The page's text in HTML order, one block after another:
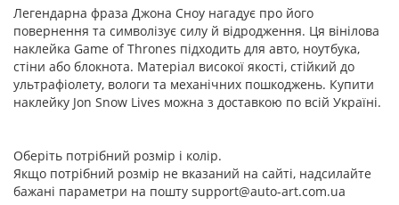
Легендарна фраза Джона Сноу нагадує про його
повернення та символізує силу й відродження. Ця вінілова
наклейка Game of Thrones підходить для авто, ноутбука,
стіни або блокнота. Матеріал високої якості, стійкий до
ультрафіолету, вологи та механічних пошкоджень. Купити
наклейку Jon Snow Lives можна з доставкою по всій Україні.
Оберіть потрібний розмір і колір.
Якщо потрібний розмір не вказаний на сайті, надсилайте
бажані параметри на пошту support@auto-art.com.ua